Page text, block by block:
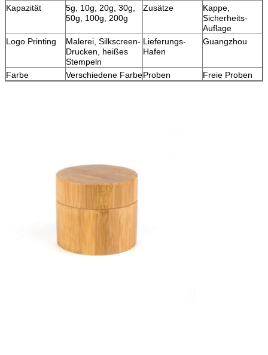
Kapazität
5g, 10g, 20g, 30g,
50g, 100g, 200g
Zusätze
Kappe,
Sicherheits-
Auflage
Logo Printing
Malerei, Silkscreen-
Drucken, heißes
Stempeln
Lieferungs-
Hafen
Guangzhou
Farbe Verschiedene FarbeProben Freie Proben